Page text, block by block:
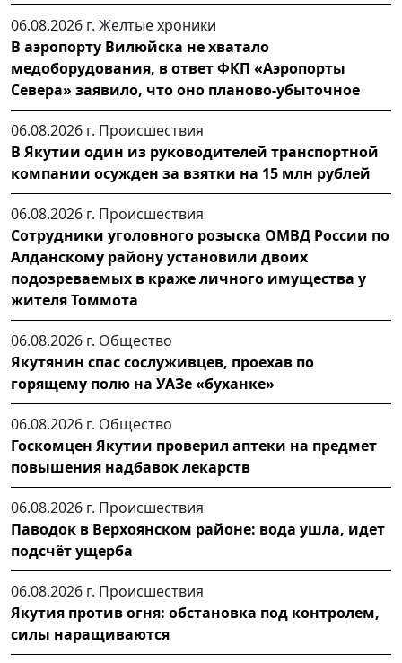
06.08.2026 г. Желтые хроники
В аэропорту Вилюйска не хватало
медоборудования, в ответ ФКП «Аэропорты
Севера» заявило, что оно планово-убыточное
06.08.2026 г. Происшествия
В Якутии один из руководителей транспортной
компании осужден за взятки на 15 млн рублей
06.08.2026 г. Происшествия
Сотрудники уголовного розыска ОМВД России по
Алданскому району установили двоих
подозреваемых в краже личного имущества у
жителя Томмота
06.08.2026 г. Общество
Якутянин спас сослуживцев, проехав по
горящему полю на УАЗе «буханке»
06.08.2026 г. Общество
Госкомцен Якутии проверил аптеки на предмет
повышения надбавок лекарств
06.08.2026 г. Происшествия
Паводок в Верхоянском районе: вода ушла, идет
подсчёт ущерба
06.08.2026 г. Происшествия
Якутия против огня: обстановка под контролем,
силы наращиваются